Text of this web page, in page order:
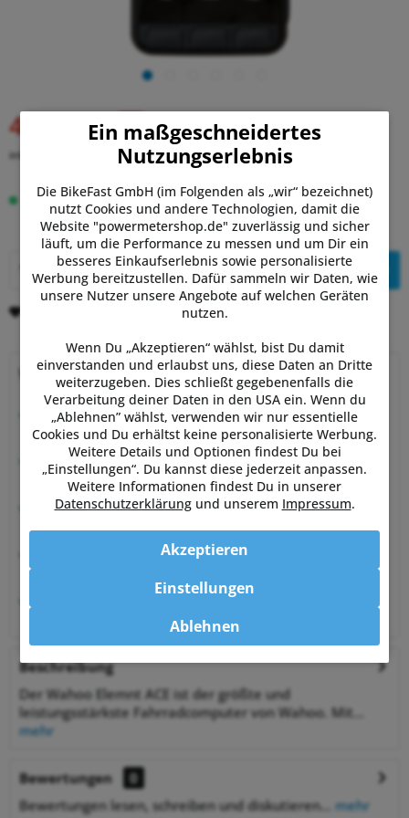
469,99 € UVP:479,99 €
inkl. MwSt. zzgl. Versandkosten
Lieferzeit 3-7 Tage
In den Warenkorb
Bewerten
Warum Powermetershop?
Beratung vom Experten
von Sportlern für Sportler
Hervorragende Kundenzufriedenheit
99,6% zufriedene Kunden bei Shopauskunft.de
30 Tage Money-Back-Garantie
Bestpreisgarantie
bei Zahlung per Vorkasse
Beschreibung
Der Wahoo Elemnt ACE ist der größte und
leistungsstärkste Fahrradcomputer von Wahoo. Mit...
mehr
Bewertungen
0
Bewertungen lesen, schreiben und diskutieren...
mehr
Ein maßgeschneidertes
Nutzungserlebnis
Die BikeFast GmbH (im Folgenden als „wir“ bezeichnet)
nutzt Cookies und andere Technologien, damit die
Website "powermetershop.de" zuverlässig und sicher
läuft, um die Performance zu messen und um Dir ein
besseres Einkaufserlebnis sowie personalisierte
Werbung bereitzustellen. Dafür sammeln wir Daten, wie
unsere Nutzer unsere Angebote auf welchen Geräten
nutzen.
Wenn Du „Akzeptieren“ wählst, bist Du damit
einverstanden und erlaubst uns, diese Daten an Dritte
weiterzugeben. Dies schließt gegebenenfalls die
Verarbeitung deiner Daten in den USA ein. Wenn du
„Ablehnen” wählst, verwenden wir nur essentielle
Cookies und Du erhältst keine personalisierte Werbung.
Weitere Details und Optionen findest Du bei
„Einstellungen“. Du kannst diese jederzeit anpassen.
Weitere Informationen findest Du in unserer
Datenschutzerklärungund unserem Impressum.
Ablehnen
Akzeptieren
Einstellungen